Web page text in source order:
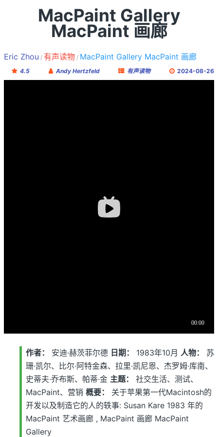
MacPaint Gallery
MacPaint 画廊
Eric Zhou 有声读物 MacPaint Gallery MacPaint 画廊
4.5 Andy Hertzfeld 有声读物 2024-08-26
作者： 安迪·赫茨菲尔德 日期： 1983年10月 人物：
苏
珊·凯尔、比尔·阿特金森、拉里·凯尼恩、杰罗姆·库南、
史蒂夫·乔布斯、帕蒂·金 主题：
社交生活、测试、
MacPaint、营销 概要：
关于苹果第一代Macintosh的
开发以及制造它的人的轶事: Susan Kare 1983 年的
MacPaint 艺术画廊 , MacPaint 画廊 MacPaint
Gallery